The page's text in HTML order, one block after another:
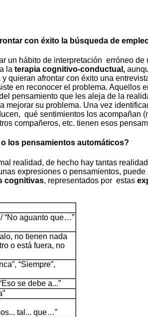
con éxito la búsqueda de
un hábito de interpretación erróneo de
la terapia cognitivo-conductual,
quieran afrontar con éxito una
en reconocer el problema. Aquellos
pensamiento que les aleja de la
mejorar su problema. Una vez
qué sentimientos los acompañan
compañeros, etc. tienen esos
los pensamientos automáticos?
realidad, de hecho hay tantas
expresiones o pensamientos, puede
cognitivas, representados por estas
“No aguanto que…”
no tienen nada
o está fuera, no
“Siempre”,
se debe a...”
tal... que…”